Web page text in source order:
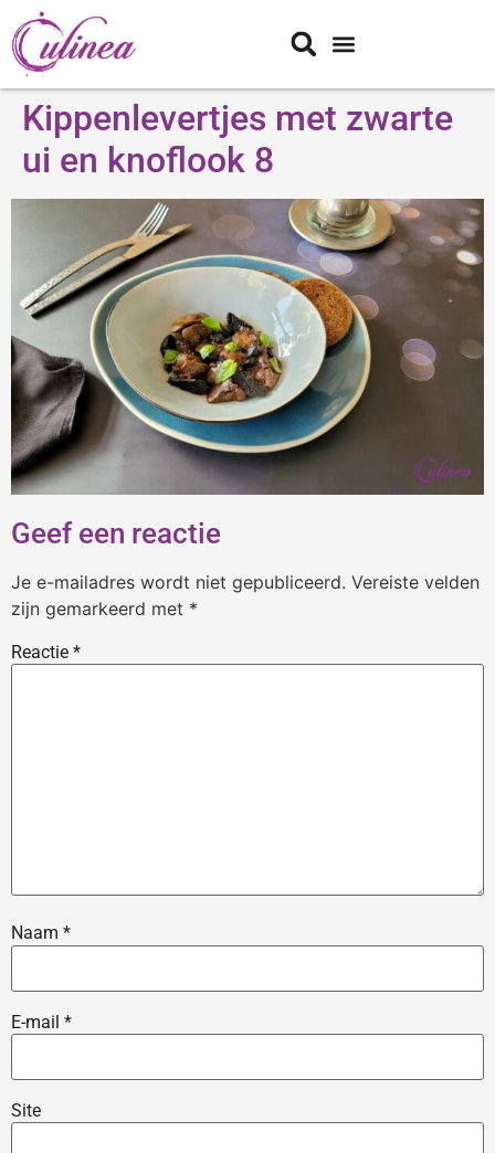
Kippenlevertjes met zwarte
ui en knoflook 8
Geef een reactie
Je e-mailadres wordt niet gepubliceerd. Vereiste velden
zijn gemarkeerd met *
Reactie *
Naam *
E-mail *
Site